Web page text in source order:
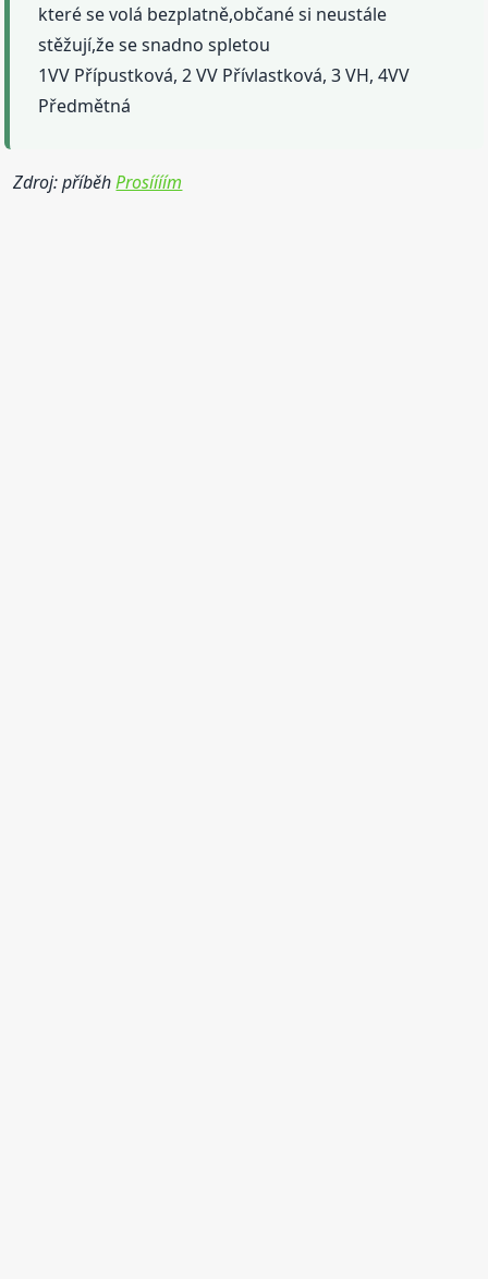
které se volá bezplatně,občané si neustále
stěžují,že se snadno spletou
1VV Přípustková, 2 VV Přívlastková, 3 VH, 4VV
Předmětná
Zdroj: příběhProsíííím